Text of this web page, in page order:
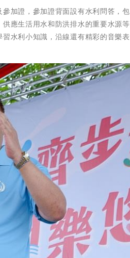
加證，參加證背面設有水利問答，
應生活用水和防洪排水的重要水源
水利小知識，沿線還有精彩的音樂